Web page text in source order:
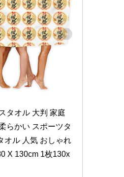
タオル 大判 家庭
らかい スポーツタ
オル 人気 おしゃれ
X 130cm 1枚130x